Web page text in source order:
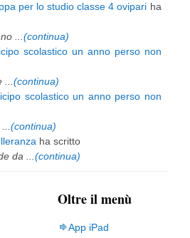
per lo studio classe 4 ovipari ha
... (continua)
scolastico un anno perso non
(continua)
scolastico un anno perso non
(continua)
ha scritto
da ... (continua)
Oltre il menù
App iPad